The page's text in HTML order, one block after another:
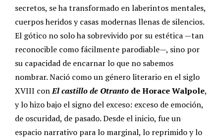
secretos, se ha transformado en laberintos mentales,
cuerpos heridos y casas modernas llenas de silencios.
El gótico no solo ha sobrevivido por su estética —tan
reconocible como fácilmente parodiable—, sino por
su capacidad de encarnar lo que no sabemos
nombrar. Nació como un género literario en el siglo
XVIII conEl castillo de Otranto de Horace Walpole,
y lo hizo bajo el signo del exceso: exceso de emoción,
de oscuridad, de pasado.Desde el inicio, fue un
espacio narrativo para lo marginal, lo reprimido y lo